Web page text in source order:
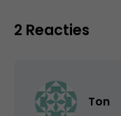
2 Reacties
Ton